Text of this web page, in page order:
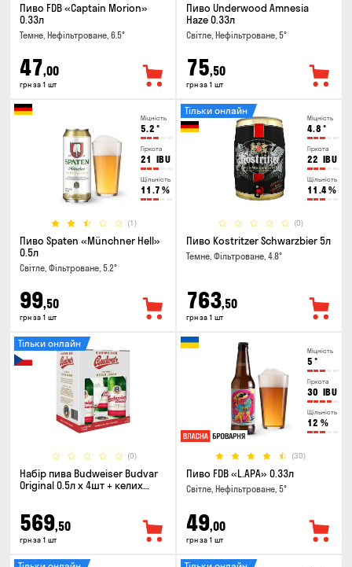
Пиво FDB «Captain Morion»
0.33л
Темне, Нефільтроване, 6.5°
47,00
грн за 1 шт
Пиво Underwood Amnesia
Haze 0.33л
Світле, Нефільтроване, 5°
75,50
грн за 1 шт
Міцність
5.2 °
Гіркота
21 IBU
Щільність
11.7 %
(1)
Пиво Spaten «Münchner Hell»
0.5л
Світле, Фільтроване, 5.2°
99,50
грн за 1 шт
Міцність
4.8 °
Гіркота
22 IBU
Щільність
11.4%
(0)
Тільки онлайн
Пиво Kostritzer Schwarzbier 5л
Темне, Фільтроване, 4.8°
763,50
грн за 1 шт
(0)
Тільки онлайн
Набір пива Budweiser Budvar
Original 0.5л х 4шт + келих
569,50
грн за 1 шт
Міцність
5 °
Гіркота
30 IBU
Щільність
12 %
(30)
Пиво FDB «L.APA» 0.33л
Світле, Нефільтроване, 5°
49,00
грн за 1 шт